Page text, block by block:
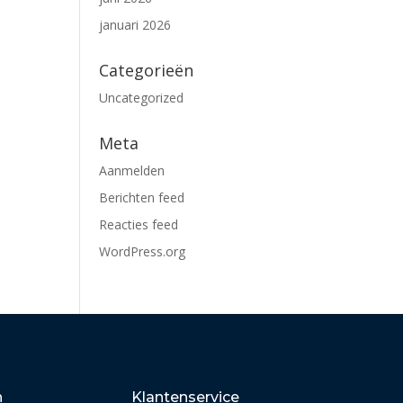
januari 2026
Categorieën
Uncategorized
Meta
Aanmelden
Berichten feed
Reacties feed
WordPress.org
Klantenservice